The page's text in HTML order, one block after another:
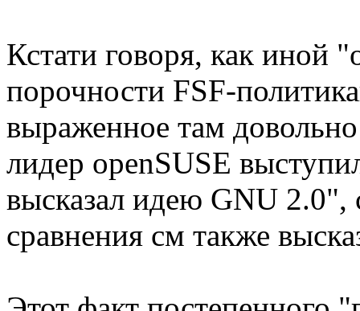
Кстати говоря, как иной
порочности FSF-
выраженное там
лидер openSUSE
высказал идею GNU
сравнения см также